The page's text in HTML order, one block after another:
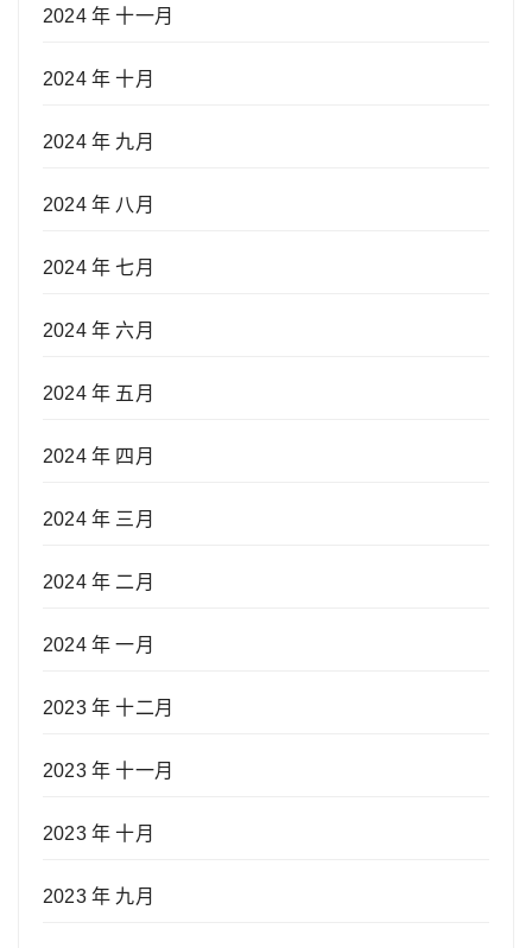
2024 年 十一月
2024 年 十月
2024 年 九月
2024 年 八月
2024 年 七月
2024 年 六月
2024 年 五月
2024 年 四月
2024 年 三月
2024 年 二月
2024 年 一月
2023 年 十二月
2023 年 十一月
2023 年 十月
2023 年 九月